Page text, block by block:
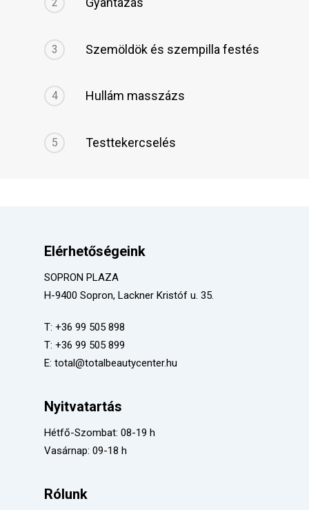
3 Szemöldök és szempilla festés
4 Hullám masszázs
5 Testtekercselés
Elérhetőségeink
SOPRON PLAZA
H-9400 Sopron, Lackner Kristóf u. 35.
T: +36 99 505 898
T: +36 99 505 899
E: total@totalbeautycenter.hu
Nyitvatartás
Hétfő-Szombat: 08-19 h
Vasárnap: 09-18 h
Rólunk